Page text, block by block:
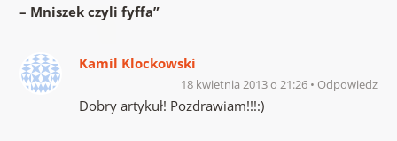
– Mniszek czyli fyffa”
Kamil Klockowski
18 kwietnia 2013 o 21:26 Odpowiedz
Dobry artykuł! Pozdrawiam!!!:)